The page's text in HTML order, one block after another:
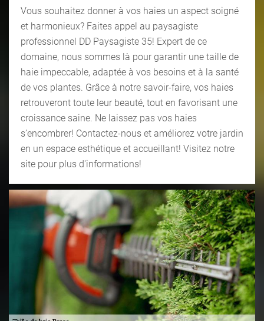
Vous souhaitez donner à vos haies un aspect soigné
et harmonieux? Faites appel au paysagiste
professionnel DD Paysagiste 35! Expert de ce
domaine, nous sommes là pour garantir une taille de
haie impeccable, adaptée à vos besoins et à la santé
de vos plantes. Grâce à notre savoir-faire, vos haies
retrouveront toute leur beauté, tout en favorisant une
croissance saine. Ne laissez pas vos haies
s’encombrer! Contactez-nous et améliorez votre jardin
en un espace esthétique et accueillant! Visitez notre
site pour plus d'informations!